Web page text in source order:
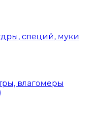
специй, муки
влагомеры